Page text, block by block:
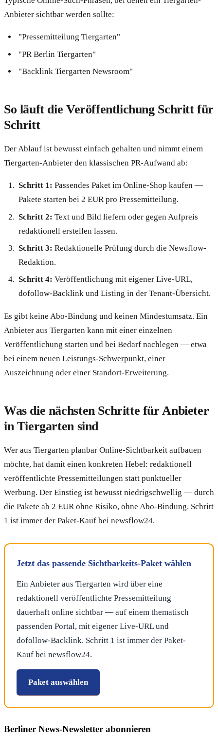
Anbieter sichtbar werden sollte:
"Pressemitteilung Tiergarten"
"PR Berlin Tiergarten"
"Backlink Tiergarten Newsroom"
So läuft die Veröffentlichung Schritt für
Schritt
Der Ablauf ist bewusst einfach gehalten und nimmt einem
Tiergarten-Anbieter den klassischen PR-Aufwand ab:
Schritt 1: Passendes Paket im Online-Shop kaufen —
Pakete starten bei 2 EUR pro Pressemitteilung.
Schritt 2: Text und Bild liefern oder gegen Aufpreis
redaktionell erstellen lassen.
Schritt 3: Redaktionelle Prüfung durch die Newsflow-
Redaktion.
Schritt 4: Veröffentlichung mit eigener Live-URL,
dofollow-Backlink und Listing in der Tenant-Übersicht.
Es gibt keine Abo-Bindung und keinen Mindestumsatz. Ein
Anbieter aus Tiergarten kann mit einer einzelnen
Veröffentlichung starten und bei Bedarf nachlegen — etwa
bei einem neuen Leistungs-Schwerpunkt, einer
Auszeichnung oder einer Standort-Erweiterung.
Was die nächsten Schritte für Anbieter
in Tiergarten sind
Wer aus Tiergarten planbar Online-Sichtbarkeit aufbauen
möchte, hat damit einen konkreten Hebel: redaktionell
veröffentlichte Pressemitteilungen statt punktueller
Werbung. Der Einstieg ist bewusst niedrigschwellig — durch
die Pakete ab 2 EUR ohne Risiko, ohne Abo-Bindung. Schritt
1 ist immer der Paket-Kauf bei newsflow24.
Jetzt das passende Sichtbarkeits-Paket wählen
Ein Anbieter aus Tiergarten wird über eine
redaktionell veröffentlichte Pressemitteilung
dauerhaft online sichtbar — auf einem thematisch
passenden Portal, mit eigener Live-URL und
dofollow-Backlink. Schritt 1 ist immer der Paket-
Kauf bei newsflow24.
Paket auswählen
Berliner News-Newsletter abonnieren